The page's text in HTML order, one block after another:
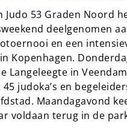
Judo 53 Graden Noord
deelgenomen
en een
Kopenhagen.
Langeleegte in
judoka’s en
Maandagavond
voldaan terug in de